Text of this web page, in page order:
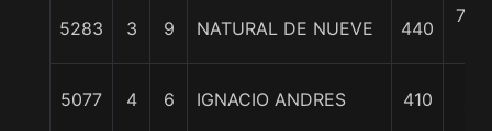
5283 3 9 NATURAL DE NUEVE 440
7 1/
5077 4 6 IGNACIO ANDRES 410